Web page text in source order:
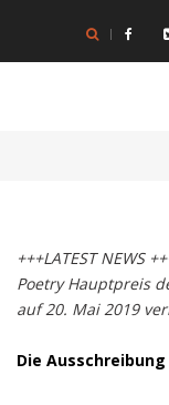
Inhalt
+++LATEST NEWS
Poetry Hauptpreis
auf 20. Mai 2019
Die